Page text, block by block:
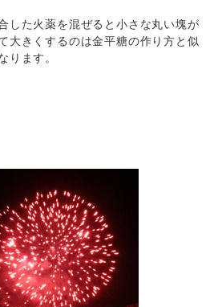
した火薬を混ぜると小さな丸い塊が
大きくするのは金平糖の作り方と似
ります。